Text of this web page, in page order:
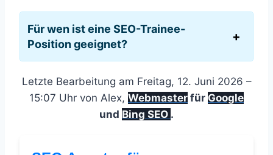
Für wen ist eine SEO-Trainee-
Position geeignet?
Letzte Bearbeitung am Freitag, 12. Juni 2026 –
15:07 Uhr von Alex, Webmaster für Google
und Bing SEO .